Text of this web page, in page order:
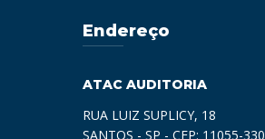
Endereço
ATAC AUDITORIA
RUA LUIZ SUPLICY, 18
SANTOS - SP - CEP: 11055-330